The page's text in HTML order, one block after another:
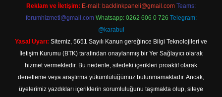
Reklam ve İletişim: E-mail: backlinkpaneli@gmail.com Teams:
forumhizmeti@gmail.com Whatsapp: 0262 606 0 726 Telegram:
@karabul
Yasal Uyarı: Sitemiz, 5651 Sayılı Kanun gereğince Bilgi Teknolojileri ve
İletişim Kurumu (BTK) tarafından onaylanmış bir Yer Sağlayıcı olarak
hizmet vermektedir. Bu nedenle, sitedeki içerikleri proaktif olarak
denetleme veya araştırma yükümlülüğümüz bulunmamaktadır. Ancak,
üyelerimiz yazdıkları içeriklerin sorumluluğunu taşımakta olup, siteye